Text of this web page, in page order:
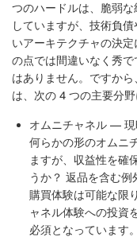
つのハードルは、脆弱
していますが、技術負
いアーキテクチャの決
の点では間違いなく秀
はありません。ですか
は、次の 4 つの主要分
オムニチャネル —
何らかの形のオムニ
ますが、収益性を確
うか？ 返品を含む例
購買体験は可能な限
ャネル体験への投資
必須となっています。